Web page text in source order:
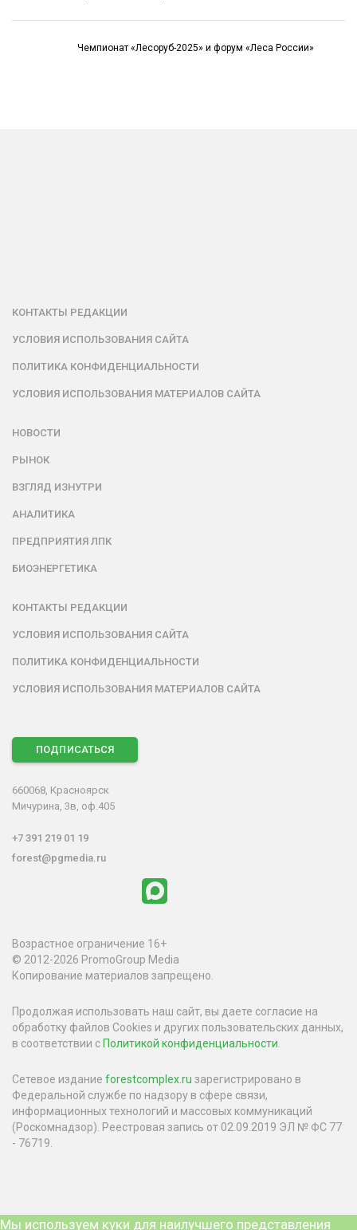
Чемпионат «Лесоруб-2025» и форум «Леса России»
КОНТАКТЫ РЕДАКЦИИ
УСЛОВИЯ ИСПОЛЬЗОВАНИЯ САЙТА
ПОЛИТИКА КОНФИДЕНЦИАЛЬНОСТИ
УСЛОВИЯ ИСПОЛЬЗОВАНИЯ МАТЕРИАЛОВ САЙТА
НОВОСТИ
РЫНОК
ВЗГЛЯД ИЗНУТРИ
АНАЛИТИКА
ПРЕДПРИЯТИЯ ЛПК
БИОЭНЕРГЕТИКА
КОНТАКТЫ РЕДАКЦИИ
УСЛОВИЯ ИСПОЛЬЗОВАНИЯ САЙТА
ПОЛИТИКА КОНФИДЕНЦИАЛЬНОСТИ
УСЛОВИЯ ИСПОЛЬЗОВАНИЯ МАТЕРИАЛОВ САЙТА
ПОДПИСАТЬСЯ
660068, Красноярск
Мичурина, 3в, оф.405
+7 391 219 01 19
forest@pgmedia.ru
Возрастное ограничение 16+
© 2012-2026 PromoGroup Media
Копирование материалов запрещено.
Продолжая использовать наш сайт, вы даете согласие на
обработку файлов Cookies и других пользовательских данных,
в соответствии сПолитикой конфиденциальности
Сетевое издание forestcomplex.ru зарегистрировано в
Федеральной службе по надзору в сфере связи,
информационных технологий и массовых коммуникаций
(Роскомнадзор). Реестровая запись от 02.09.2019 ЭЛ № ФС 77
- 76719.
Мы используем куки для наилучшего представления